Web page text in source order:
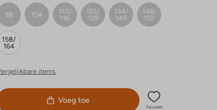
98 104
110/
116
122/
128
134/
140
146/
152
158/
164
items
Voeg toe
Favoriet